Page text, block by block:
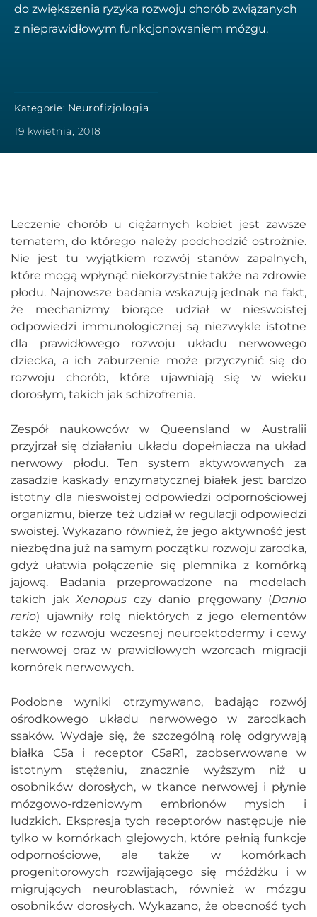
do zwiększenia ryzyka rozwoju chorób związanych
z nieprawidłowym funkcjonowaniem mózgu.
Kategorie: Neurofizjologia
19 kwietnia, 2018
Leczenie chorób u ciężarnych kobiet jest zawsze
tematem, do którego należy podchodzić ostrożnie.
Nie jest tu wyjątkiem rozwój stanów zapalnych,
które mogą wpłynąć niekorzystnie także na zdrowie
płodu. Najnowsze badania wskazują jednak na fakt,
że mechanizmy biorące udział w nieswoistej
odpowiedzi immunologicznej są niezwykle istotne
dla prawidłowego rozwoju układu nerwowego
dziecka, a ich zaburzenie może przyczynić się do
rozwoju chorób, które ujawniają się w wieku
dorosłym, takich jak schizofrenia.
Zespół naukowców w Queensland w Australii
przyjrzał się działaniu układu dopełniacza na układ
nerwowy płodu. Ten system aktywowanych za
zasadzie kaskady enzymatycznej białek jest bardzo
istotny dla nieswoistej odpowiedzi odpornościowej
organizmu, bierze też udział w regulacji odpowiedzi
swoistej. Wykazano również, że jego aktywność jest
niezbędna już na samym początku rozwoju zarodka,
gdyż ułatwia połączenie się plemnika z komórką
jajową. Badania przeprowadzone na modelach
takich jakXenopus czy danio pręgowany (Danio
rerio) ujawniły rolę niektórych z jego elementów
także w rozwoju wczesnej neuroektodermy i cewy
nerwowej oraz w prawidłowych wzorcach migracji
komórek nerwowych.
Podobne wyniki otrzymywano, badając rozwój
ośrodkowego układu nerwowego w zarodkach
ssaków. Wydaje się, że szczególną rolę odgrywają
białka C5a i receptor C5aR1, zaobserwowane w
istotnym stężeniu, znacznie wyższym niż u
osobników dorosłych, w tkance nerwowej i płynie
mózgowo-rdzeniowym embrionów mysich i
ludzkich. Ekspresja tych receptorów następuje nie
tylko w komórkach glejowych, które pełnią funkcje
odpornościowe, ale także w komórkach
progenitorowych rozwijającego się móżdżku i w
migrujących neuroblastach, również w mózgu
osobników dorosłych. Wykazano, że obecność tych